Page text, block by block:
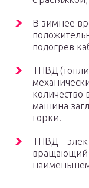
В зимнее
подогрев
ТНВД
количество
машина
горки.
ТНВД –
вращающий